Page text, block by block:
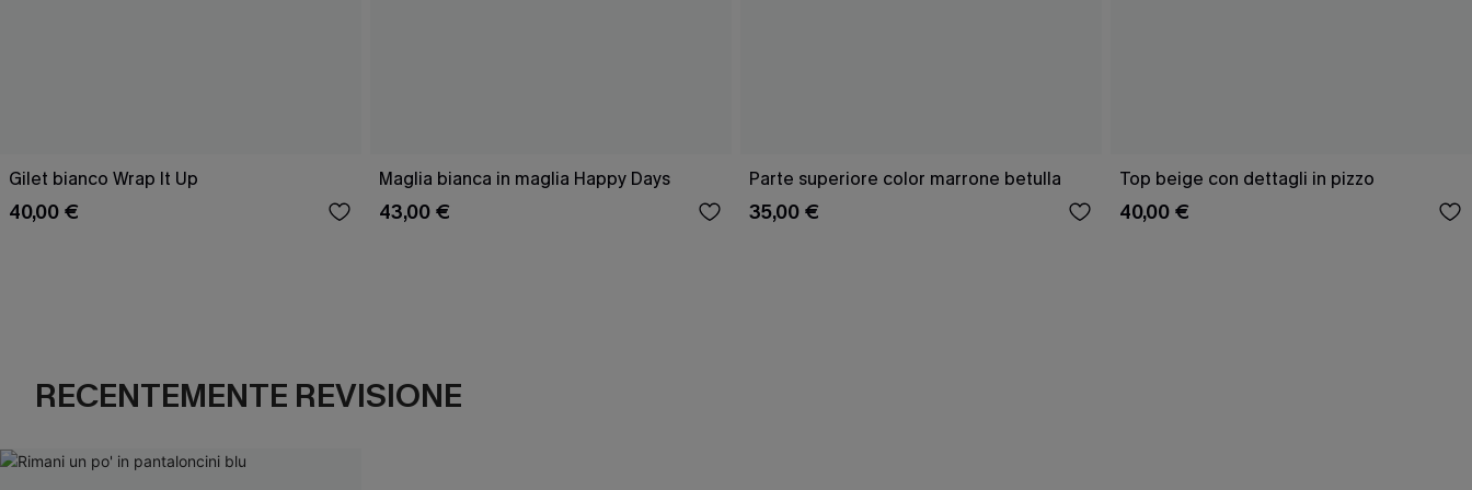
Gilet bianco Wrap It Up
40,00 €
Maglia bianca in maglia Happy Days
43,00 €
Parte superiore color marrone betulla
35,00 €
Top beige con dettagli in pizzo
40,00 €
RECENTEMENTE REVISIONE